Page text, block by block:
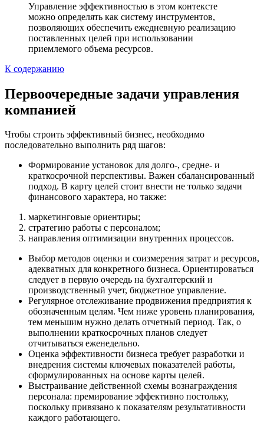
Управление эффективностью в этом контексте
можно определять как систему инструментов,
позволяющих обеспечить ежедневную реализацию
поставленных целей при использовании
приемлемого объема ресурсов.
К содержанию
Первоочередные задачи управления
компанией
Чтобы строить эффективный бизнес, необходимо
последовательно выполнить ряд шагов:
Формирование установок для долго-, средне- и
краткосрочной перспективы. Важен сбалансированный
подход. В карту целей стоит внести не только задачи
финансового характера, но также:
маркетинговые ориентиры;
стратегию работы с персоналом;
направления оптимизации внутренних процессов.
Выбор методов оценки и соизмерения затрат и ресурсов,
адекватных для конкретного бизнеса. Ориентироваться
следует в первую очередь на бухгалтерский и
производственный учет, бюджетное управление.
Регулярное отслеживание продвижения предприятия к
обозначенным целям. Чем ниже уровень планирования,
тем меньшим нужно делать отчетный период. Так, о
выполнении краткосрочных планов следует
отчитываться еженедельно.
Оценка эффективности бизнеса требует разработки и
внедрения системы ключевых показателей работы,
сформулированных на основе карты целей.
Выстраивание действенной схемы вознаграждения
персонала: премирование эффективно постольку,
поскольку привязано к показателям результативности
каждого работающего.